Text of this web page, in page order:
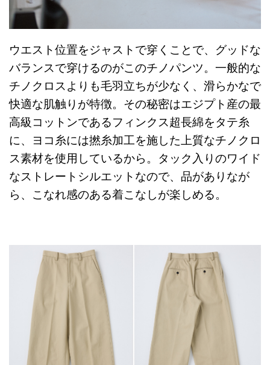
ウエスト位置をジャストで穿くことで、グッドな
バランスで穿けるのがこのチノパンツ。一般的な
チノクロスよりも毛羽立ちが少なく、滑らかなで
快適な肌触りが特徴。その秘密はエジプト産の最
高級コットンであるフィンクス超長綿をタテ糸
に、ヨコ糸には撚糸加工を施した上質なチノクロ
ス素材を使用しているから。タック入りのワイド
なストレートシルエットなので、品がありなが
ら、こなれ感のある着こなしが楽しめる。